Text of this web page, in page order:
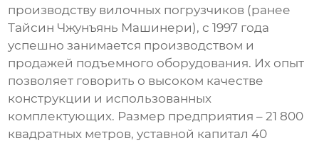
производству вилочных погрузчиков (ранее
Тайсин Чжунъянь Машинери), с 1997 года
успешно занимается производством и
продажей подъемного оборудования. Их опыт
позволяет говорить о высоком качестве
конструкции и использованных
комплектующих. Размер предприятия – 21 800
квадратных метров, уставной капитал 40